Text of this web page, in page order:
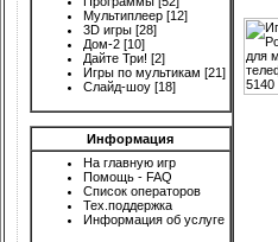
Мультиплеер [12]
3D игры [28]
Дом-2 [10]
Дайте Три! [2]
Игры по мультикам [21]
Слайд-шоу [18]
Информация
На главную игр
Помощь - FAQ
Список операторов
Тех.поддержка
Информация об услуге